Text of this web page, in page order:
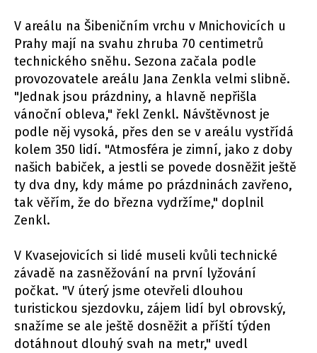
V areálu na Šibeničním vrchu v Mnichovicích u
Prahy mají na svahu zhruba 70 centimetrů
technického sněhu. Sezona začala podle
provozovatele areálu Jana Zenkla velmi slibně.
"Jednak jsou prázdniny, a hlavně nepřišla
vánoční obleva," řekl Zenkl. Návštěvnost je
podle něj vysoká, přes den se v areálu vystřídá
kolem 350 lidí. "Atmosféra je zimní, jako z doby
našich babiček, a jestli se povede dosněžit ještě
ty dva dny, kdy máme po prázdninách zavřeno,
tak věřím, že do března vydržíme," doplnil
Zenkl.
V Kvasejovicích si lidé museli kvůli technické
závadě na zasněžování na první lyžování
počkat. "V úterý jsme otevřeli dlouhou
turistickou sjezdovku, zájem lidí byl obrovský,
snažíme se ale ještě dosněžit a příští týden
dotáhnout dlouhý svah na metr," uvedl